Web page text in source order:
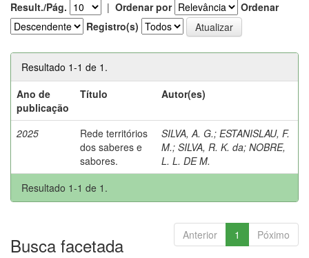
Result./Pág. | Ordenar por
Ordenar
Registro(s)
Resultado 1-1 de 1.
Ano de
publicação
Título Autor(es)
2025
Rede territórios
dos saberes e
sabores.
SILVA, A. G.; ESTANISLAU, F.
M.; SILVA, R. K. da; NOBRE,
L. L. DE M.
Resultado 1-1 de 1.
Anterior 1 Póximo
Busca facetada